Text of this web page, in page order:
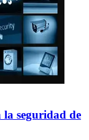
seguridad de